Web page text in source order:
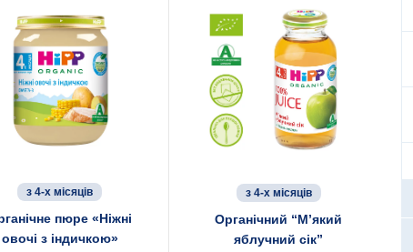
з 4-х місяців
пюре «Ніжні
овочі з індичкою»
з 4-х місяців
Органічний “М’який
яблучний сік”